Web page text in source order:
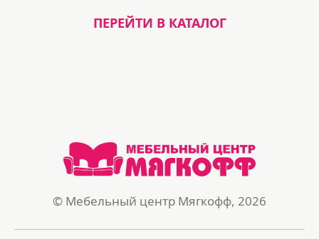
ПЕРЕЙТИ В КАТАЛОГ
© Мебельный центр Мягкофф, 2026